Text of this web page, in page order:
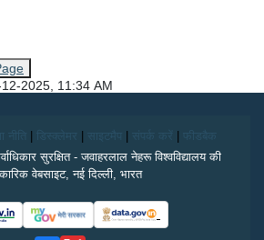
2025, 11:34 AM
नीति डिस्क्लेमर साइटमैप
सुरक्षित - जवाहरलाल नेहरू विश्वविद्यालय की
वेबसाइट, नई दिल्ली, भारत